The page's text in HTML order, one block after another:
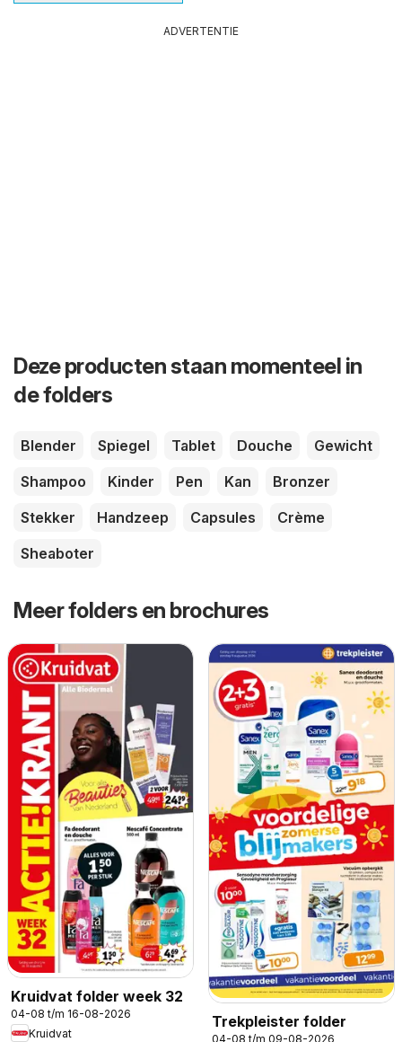
ADVERTENTIE
Deze producten staan momenteel in
de folders
Blender Spiegel Tablet Douche
Gewicht
Shampoo
Kinder Pen Kan
Bronzer
Stekker
Handzeep Capsules
Crème
Sheaboter
Meer folders en brochures
Kruidvat folder week 32
04-08 t/m 16-08-2026
Kruidvat
Trekpleister folder
04-08 t/m 09-08-2026